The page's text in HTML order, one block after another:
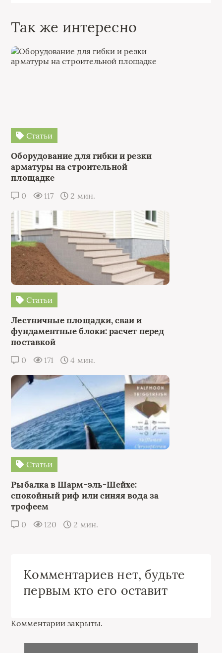
Так же интересно
Статьи
Оборудование для гибки и резки
арматуры на строительной
площадке
0 117 2 мин.
Статьи
Лестничные площадки, сваи и
фундаментные блоки: расчет перед
поставкой
0 171 4 мин.
Статьи
Рыбалка в Шарм-эль-Шейхе:
спокойный риф или синяя вода за
трофеем
0 120 2 мин.
Комментариев нет, будьте
первым кто его оставит
Комментарии закрыты.